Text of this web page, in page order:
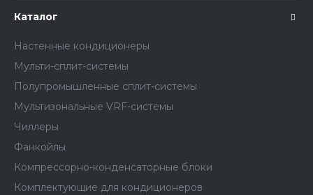
Каталог
Настенные кондиционеры
Мульти-сплит-системы
Полупромышленные сплит-системы
Мультизональные VRF-системы
Чиллеры
Фанкойлы
Компрессорно-конденсаторные блоки
Комплектующие для кондиционеров